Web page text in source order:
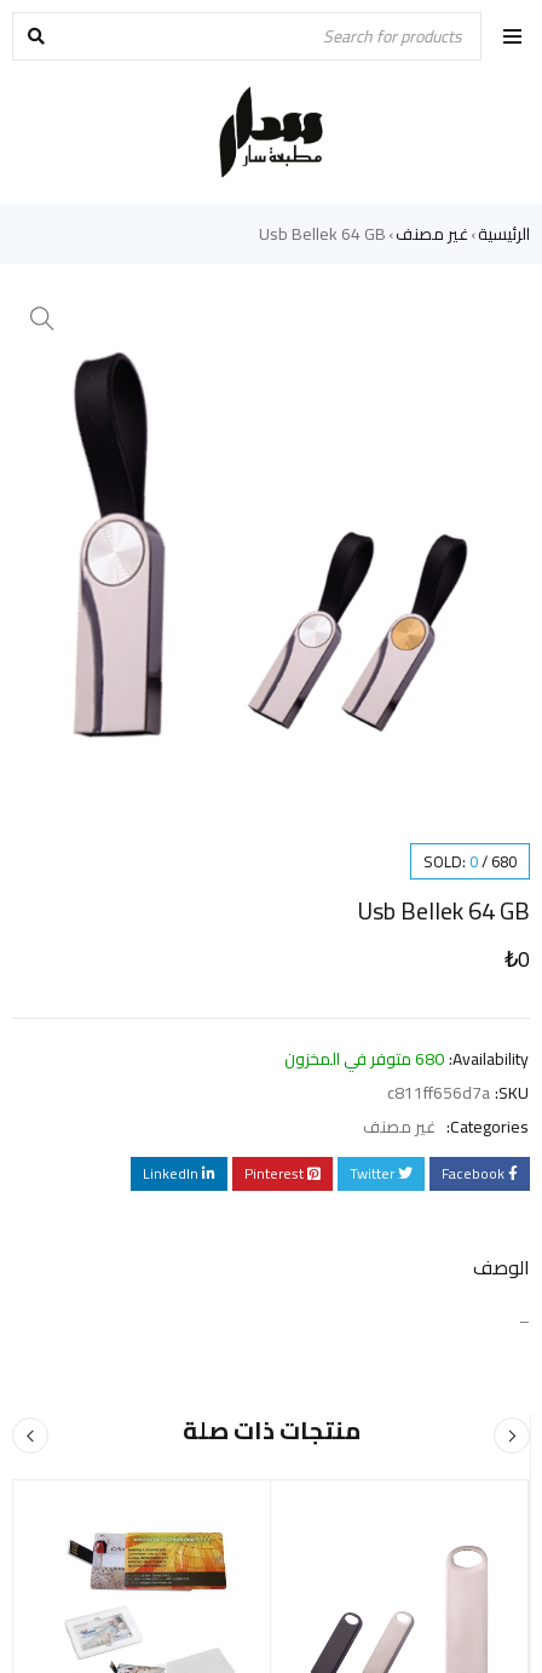
الرئيسية›غير مصنف›
Usb Bellek 64 GB
SOLD: 0/680
Usb Bellek 64 GB
₺0
Availability: 680 متوفر في المخزون
SKU:
c811ff656d7a
Categories: غير مصنف
Facebook
Twitter
Pinterest
LinkedIn
الوصف
–
منتجات ذات صلة